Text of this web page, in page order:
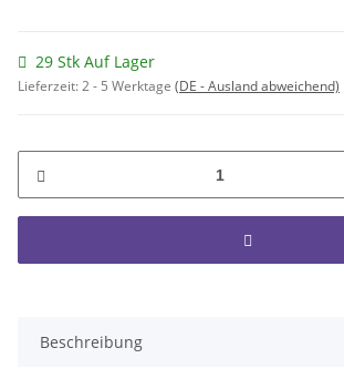
29 Stk Auf Lager
Lieferzeit:2 - 5 Werktage (DE - Ausland abweichend)
Beschreibung